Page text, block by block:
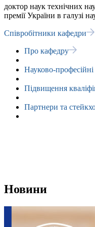
доктор наук технічних
премії України в галузі
Співробітники кафедри
Про кафедру
Науково-професійні
Підвищення
Партнери та
Новини